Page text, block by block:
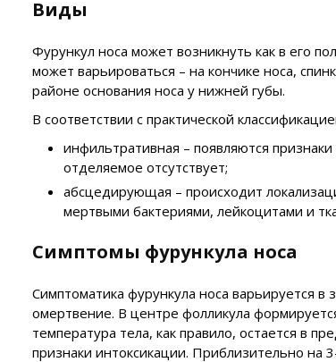
Виды
Фурункул носа может возникнуть как в его
может варьироваться – на кончике носа,
районе основания носа у нижней губы.
В соответствии с практической
инфильтративная – появляются
отделяемое отсутствует;
абсцедирующая – происходит
мертвыми бактериями, лейкоцитами и
Симптомы фурункула носа
Симптоматика фурункула носа варьируется в
омертвение. В центре фолликула
температура тела, как правило, остается в
признаки интоксикации. Приблизительно